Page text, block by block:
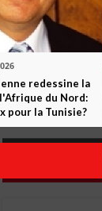
redessine la
du Nord:
pour la Tunisie?